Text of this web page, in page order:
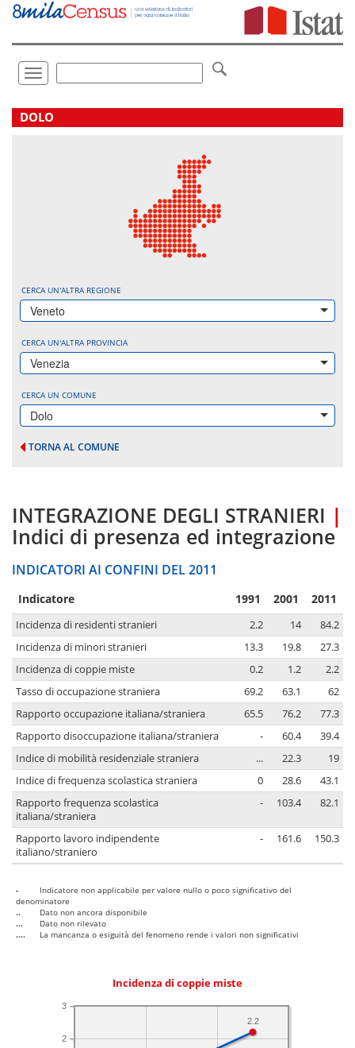
Vai
direttamente
Toggle
navigation
.
DOLO
CERCA UN'ALTRA REGIONE
Veneto
CERCA UN'ALTRA PROVINCIA
Venezia
CERCA UN COMUNE
Dolo
TORNA AL COMUNE
INTEGRAZIONE DEGLI STRANIERI |
Indici di presenza ed integrazione
INDICATORI AI CONFINI DEL 2011
Indicatore 1991 2001 2011
Incidenza di residenti stranieri 2.2 14
84.2
Incidenza di minori stranieri
13.3 19.8
27.3
Incidenza di coppie miste
0.2 1.2
2.2
Tasso di occupazione straniera
69.2 63.1
62
Rapporto occupazione italiana/straniera
65.5 76.2
77.3
Rapporto disoccupazione italiana/straniera
- 60.4
39.4
Indice di mobilità residenziale straniera
... 22.3
19
Indice di frequenza scolastica straniera
0 28.6
43.1
Rapporto frequenza scolastica
italiana/straniera
- 103.4 82.1
Rapporto lavoro indipendente
italiano/straniero
- 161.6 150.3
-
Indicatore non applicabile per valore nullo o poco significativo del
denominatore
..
Dato non ancora disponibile
...
Dato non rilevato
....
La mancanza o esiguità del fenomeno rende i valori non significativi
Incidenza di coppie miste
2
3
2.2